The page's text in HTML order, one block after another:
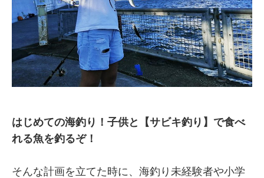
はじめての海釣り！子供と【サビキ釣り】で食べ
れる魚を釣るぞ！
そんな計画を立てた時に、海釣り未経験者や小学